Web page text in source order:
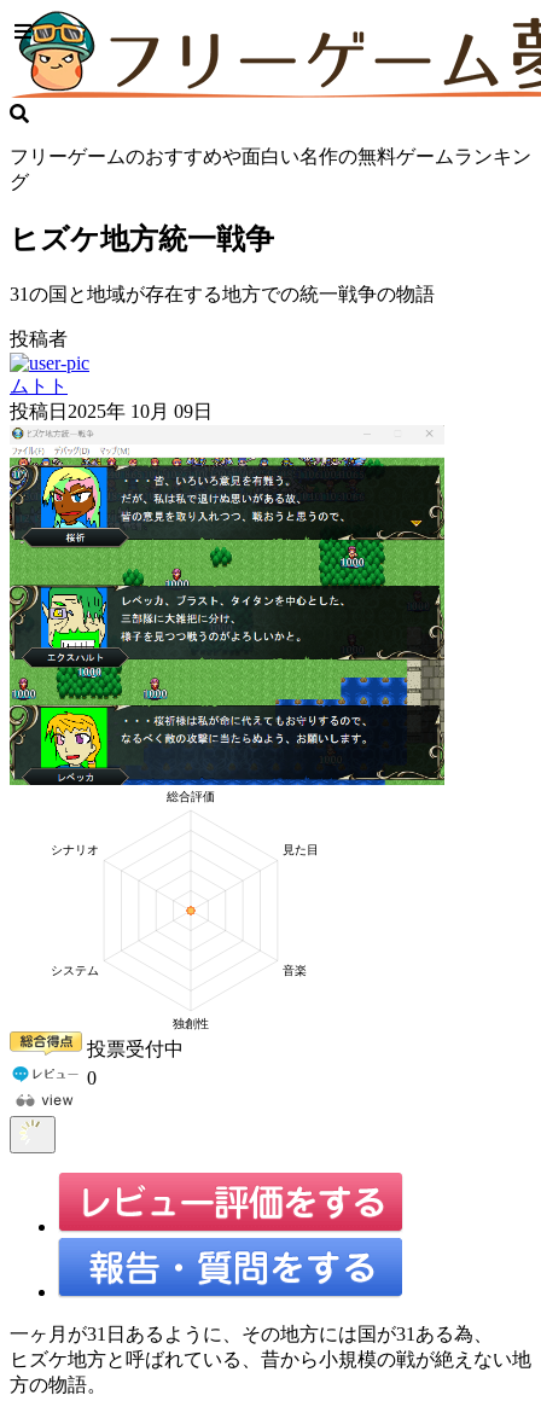
フリーゲームのおすすめや面白い名作の無料ゲームランキン
グ
ヒズケ地方統一戦争
31の国と地域が存在する地方での統一戦争の物語
投稿者
ムトト
投稿日 2025年 10月 09日
投票受付中
0
一ヶ月が31日あるように、その地方には国が31ある為、
ヒズケ地方と呼ばれている、昔から小規模の戦が絶えない地
方の物語。